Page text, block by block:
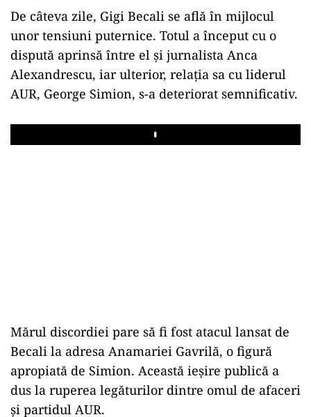
De câteva zile, Gigi Becali se află în mijlocul
unor tensiuni puternice. Totul a început cu o
dispută aprinsă între el și jurnalista Anca
Alexandrescu, iar ulterior, relația sa cu liderul
AUR, George Simion, s-a deteriorat semnificativ.
Play
Mărul discordiei pare să fi fost atacul lansat de
Becali la adresa Anamariei Gavrilă, o figură
apropiată de Simion. Această ieșire publică a
dus la ruperea legăturilor dintre omul de afaceri
și partidul AUR.